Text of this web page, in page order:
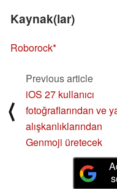
Kaynak(lar)
Roborock
⟨
Previous article
iOS 27 kullanıcı
fotoğraflarından ve
alışkanlıklarından
Genmoji üretecek